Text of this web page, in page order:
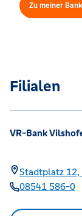
Zu meiner Bank
Filialen
VR-Bank
Stadtplatz 12,
08541 586-0